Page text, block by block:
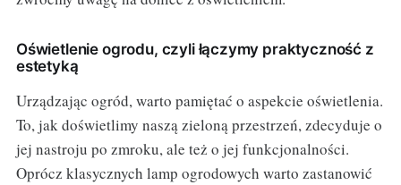
Oświetlenie ogrodu, czyli łączymy praktyczność z
estetyką
Urządzając ogród, warto pamiętać o aspekcie oświetlenia.
To, jak doświetlimy naszą zieloną przestrzeń, zdecyduje o
jej nastroju po zmroku, ale też o jej funkcjonalności.
Oprócz klasycznych lamp ogrodowych warto zastanowić